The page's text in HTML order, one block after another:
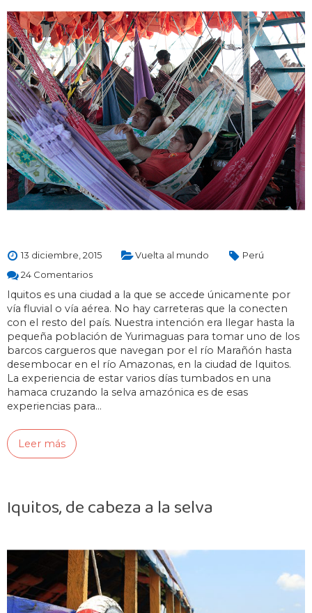
13 diciembre, 2015 Vuelta al mundo
Perú
24 Comentarios
Iquitos es una ciudad a la que se accede únicamente por
vía fluvial o vía aérea. No hay carreteras que la conecten
con el resto del país. Nuestra intención era llegar hasta la
pequeña población de Yurimaguas para tomar uno de los
barcos cargueros que navegan por el río Marañón hasta
desembocar en el río Amazonas, en la ciudad de Iquitos.
La experiencia de estar varios días tumbados en una
hamaca cruzando la selva amazónica es de esas
experiencias para…
Leer más
Iquitos, de cabeza a la selva